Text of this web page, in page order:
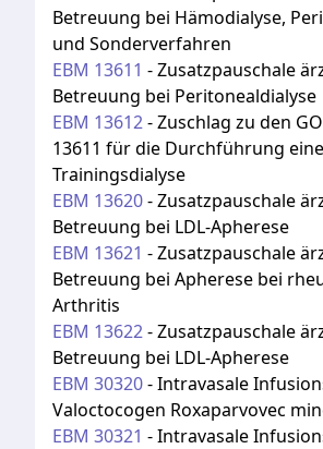
Betreuung bei Hämodialyse,
und Sonderverfahren
EBM 13611 -Zusatzpauschale
Betreuung bei Peritonealdialyse
EBM 13612-Zuschlag zu den
13611 für die Durchführung
Trainingsdialyse
EBM 13620-Zusatzpauschale
Betreuung bei LDL-Apherese
EBM 13621 -Zusatzpauschale
Betreuung bei Apherese bei
Arthritis
EBM 13622-Zusatzpauschale
Betreuung bei LDL-Apherese
EBM 30320-Intravasale
Valoctocogen Roxaparvovec
EBM 30321 -Intravasale